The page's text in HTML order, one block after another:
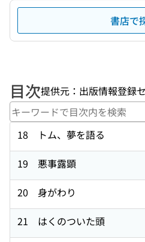
書店で
目次提供元：出版情報登録
18 トム、夢を語る
19 悪事露顕
20 身がわり
21 はくのついた頭